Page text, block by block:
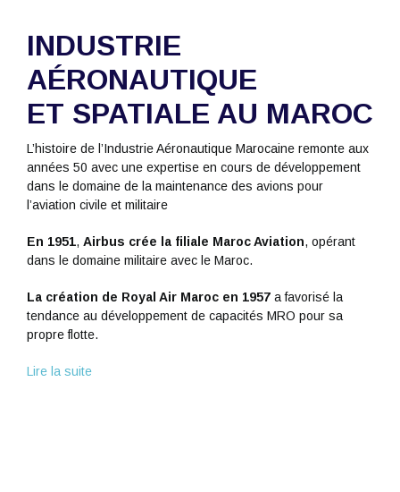
INDUSTRIE
AÉRONAUTIQUE
ET SPATIALE AU MAROC
L’histoire de l’Industrie Aéronautique Marocaine remonte aux
années 50 avec une expertise en cours de développement
dans le domaine de la maintenance des avions pour
l’aviation civile et militaire
En 1951, Airbus crée la filiale Maroc Aviation, opérant
dans le domaine militaire avec le Maroc.
La création de Royal Air Maroc en 1957a favorisé la
tendance au développement de capacités MRO pour sa
propre flotte.
Lire la suite